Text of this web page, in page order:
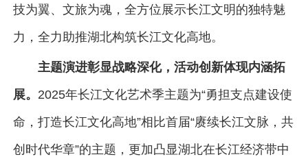
技为翼、文旅为魂，全方位展示长江文明的独特魅
力，全力助推湖北构筑长江文化高地。
主题演进彰显战略深化，活动创新体现内涵拓
展。 2025年长江文化艺术季主题为“勇担支点建设使
命，打造长江文化高地”相比首届“赓续长江文脉，共
创时代华章”的主题，更加凸显湖北在长江经济带中